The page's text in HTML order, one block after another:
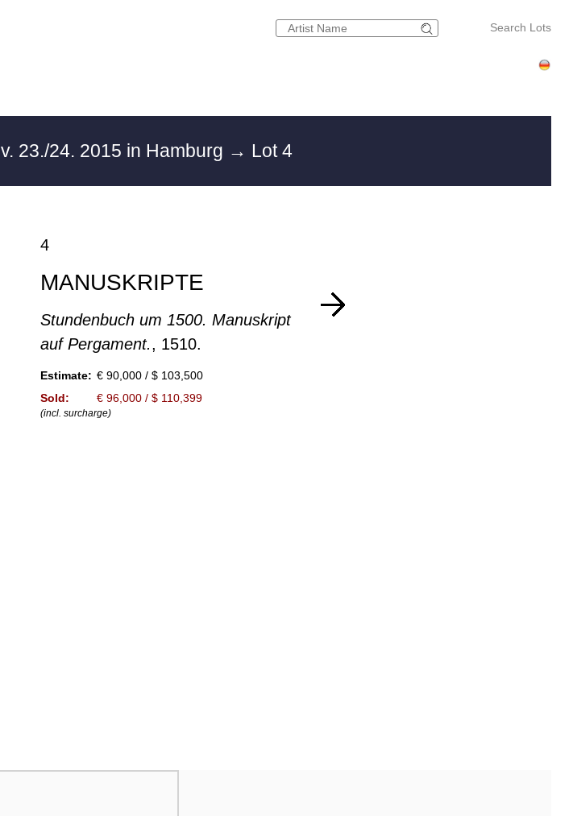
Search Lots
23./24. 2015 in Hamburg → Lot 4
4
MANUSKRIPTE
Stundenbuch um 1500. Manuskript
auf Pergament., 1510.
Estimate: € 90,000 / $ 103,500
Sold:
€ 96,000 / $ 110,399
(incl. surcharge)